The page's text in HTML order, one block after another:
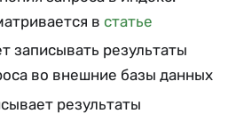
в статье
записывать результаты
во внешние базы данных
результаты